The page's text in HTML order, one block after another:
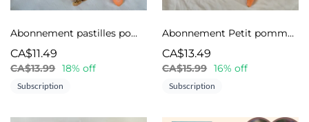
Abonnement pastilles pommes et carottes
CA$11.49
CA$13.99 18% off
Subscription
Abonnement Petit pommes et carottes
CA$13.49
CA$15.99 16% off
Subscription